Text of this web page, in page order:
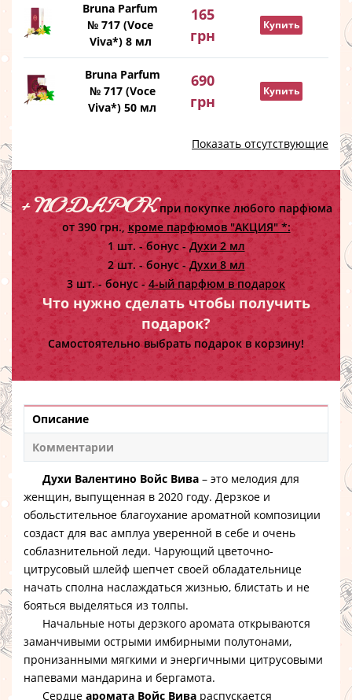
Bruna Parfum
№ 717 (Voce
Viva*) 8 мл
165
грн
Купить
Bruna Parfum
№ 717 (Voce
Viva*) 50 мл
690
грн
Купить
Показать отсутствующие
+ ПОДАРОКпри покупке любого парфюма
от 390 грн., кроме парфюмов "АКЦИЯ" *:
1 шт. - бонус - Духи 2 мл
2 шт. - бонус -Духи 8 мл
3 шт. - бонус - 4-ый парфюм в подарок
Что нужно сделать чтобы получить
подарок?
Самостоятельно выбрать подарок в корзину!
Описание
Комментарии
Духи Валентино Войс Вива – это мелодия для
женщин, выпущенная в 2020 году. Дерзкое и
обольстительное благоухание ароматной композиции
создаст для вас амплуа уверенной в себе и очень
соблазнительной леди. Чарующий цветочно-
цитрусовый шлейф шепчет своей обладательнице
начать сполна наслаждаться жизнью, блистать и не
бояться выделяться из толпы.
Начальные ноты дерзкого аромата открываются
заманчивыми острыми имбирными полутонами,
пронизанными мягкими и энергичными цитрусовыми
напевами мандарина и бергамота.
Сердце аромата Войс Вива распускается